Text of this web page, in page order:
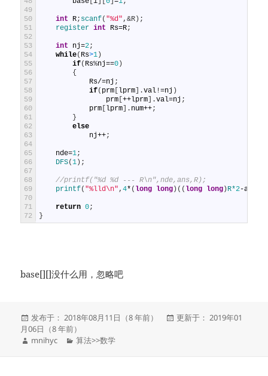
49
50
51
52
53
54
55
56
57
58
59
60
61
62
63
64
65
66
67
68
69
70
71
72
int R; scanf( "%d" ,&R);
register int Rs=R;
int nj=2;
while( Rs>1 )
if( Rs%nj==0 )
{
Rs/=nj ;
if( prm lprm .val !=nj )
prm [++lprm .val=nj ;
prm
lprm . num++;
}
else
nj++;
nde=1;
DFS(1 ) ;
//printf("%d %d --- R\n",nde,ans,R);
printf( "%lld\n" ,4* ( long long ) ( ( long long )R*2-ans
return 0;
}
base[][]没什么用，忽略吧
发
布
于
发布于： 2018年08月11日（8 年前）
发
更新于： 2019年01
月06日（8 年前）
作
mnihyc
分
算法>>数学